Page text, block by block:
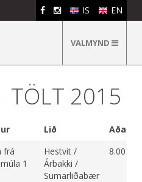
IS EN
VALMYND
TÖLT 2015
Lið
frá
1
Hestvit /
Árbakki /
Sumarliðabær
8.00